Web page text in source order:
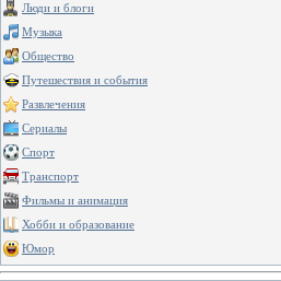
Люди и блоги
Музыка
Общество
Путешествия и события
Развлечения
Сериалы
Спорт
Транспорт
Фильмы и анимация
Хобби и образование
Юмор